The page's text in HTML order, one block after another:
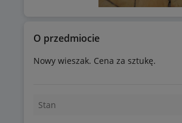
O przedmiocie
Nowy wieszak. Cena za sztukę.
Stan